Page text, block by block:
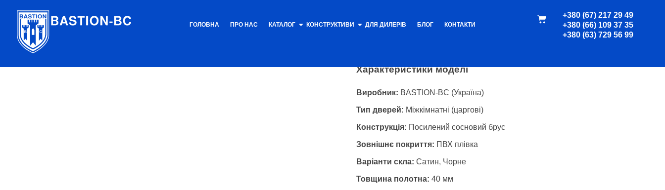
ГОЛОВНА ПРО НАС КАТАЛОГ КОНСТРУКТИВИ ДЛЯ ДИЛЕРІВ БЛОГ КОНТАКТИ
+380 (67) 217 29 49
+380 (66) 109 37 35
+380 (63) 729 56 99
Каталог/Полотна/ Пізана
Характеристики моделі
Виробник: BASTION-BC (Україна)
Тип дверей: Міжкімнатні (царгові)
Конструкція: Посилений сосновий брус
Зовнішнє покриття: ПВХ плівка
Варіанти скла: Сатин, Чорне
Товщина полотна: 40 мм